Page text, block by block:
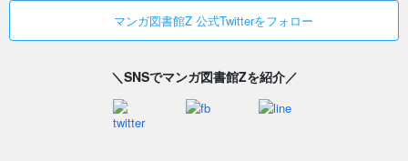
マンガ図書館Z 公式Twitterをフォロー
＼SNSでマンガ図書館Zを紹介／